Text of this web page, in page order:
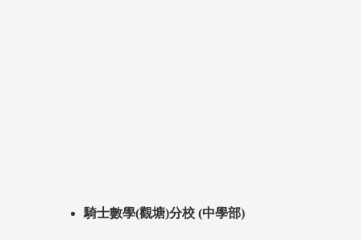
騎士數學(觀塘)分校 (中學部)